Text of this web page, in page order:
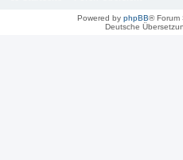
Powered by phpBB® Forum
Deutsche